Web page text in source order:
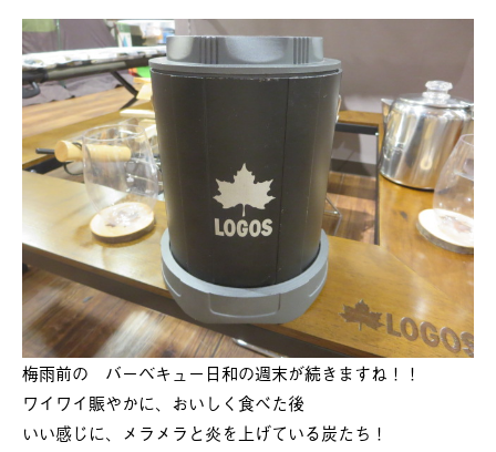
梅雨前の バーベキュー日和の週末が続きますね！！
ワイワイ賑やかに、おいしく食べた後
いい感じに、メラメラと炎を上げている炭たち！